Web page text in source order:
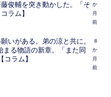
俊輔を突き動かした。「そ
ラム】
か
月
前
いがある。弟の涼と共に。
まる物語の新章。「また同
コラム】
8
か
月
前